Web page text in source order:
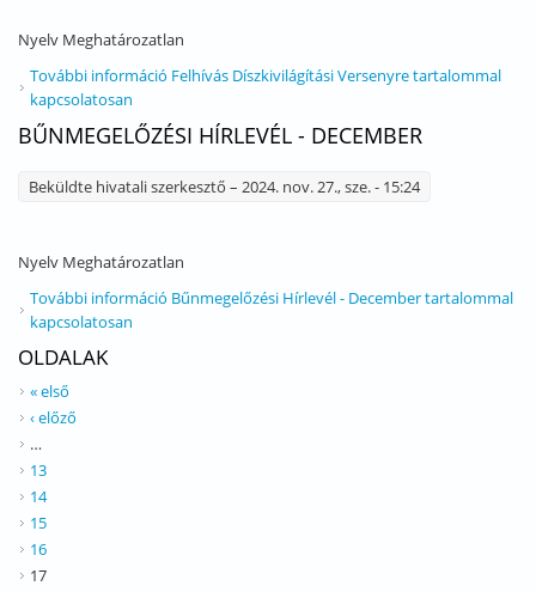
Nyelv Meghatározatlan
További információ Felhívás Díszkivilágítási Versenyre tartalommal
kapcsolatosan
BŰNMEGELŐZÉSI HÍRLEVÉL - DECEMBER
Beküldte hivatali szerkesztő – 2024. nov. 27., sze. - 15:24
Nyelv Meghatározatlan
További információ Bűnmegelőzési Hírlevél - December tartalommal
kapcsolatosan
OLDALAK
« első
‹ előző
…
13
14
15
16
17